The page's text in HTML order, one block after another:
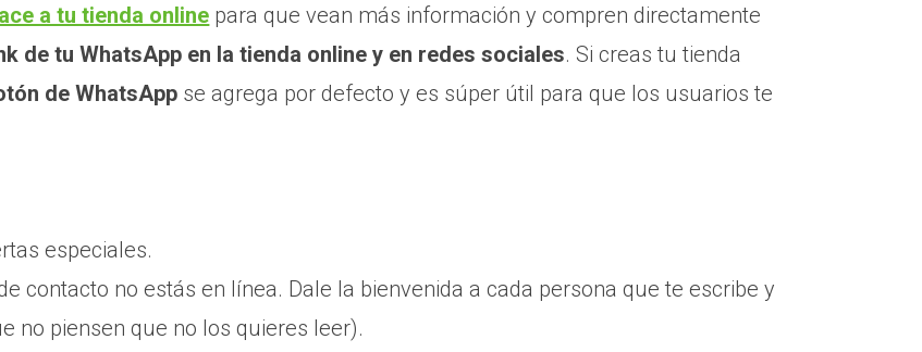
a tu tienda online para que vean más información y compren directamente
de tu WhatsApp en la tienda online y en redes sociales. Si creas tu tienda
de WhatsApp se agrega por defecto y es súper útil para que los usuarios te
especiales.
contacto no estás en línea. Dale la bienvenida a cada persona que te escribe y
no piensen que no los quieres leer).